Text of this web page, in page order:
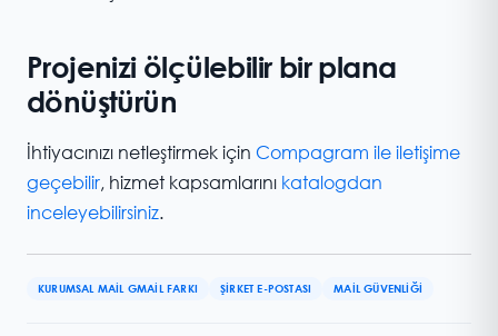
Projenizi ölçülebilir bir plana
dönüştürün
İhtiyacınızı netleştirmek için Compagram ile iletişime
geçebilir, hizmet kapsamlarını katalogdan
inceleyebilirsiniz.
KURUMSAL MAIL GMAIL FARKI ŞIRKET E-POSTASI MAIL GÜVENLIĞI